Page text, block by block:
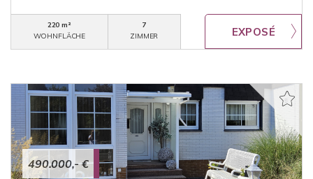
220 m²
WOHNFLÄCHE
7
ZIMMER
490.000,- €